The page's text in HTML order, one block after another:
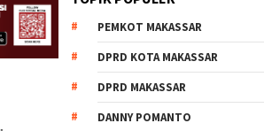
PEMKOT MAKASSAR
DPRD KOTA MAKASSAR
DPRD MAKASSAR
DANNY POMANTO